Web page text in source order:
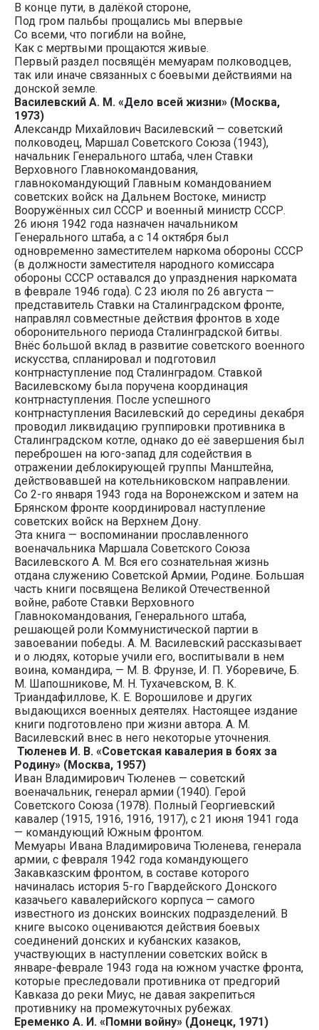
В конце пути, в далёкой стороне,
Под гром пальбы прощались мы впервые
Со всеми, что погибли на войне,
Как с мертвыми прощаются живые.
Первый раздел посвящён мемуарам полководцев,
так или иначе связанных с боевыми действиями на
донской земле.
Василевский А. М. «Дело всей жизни» (Москва,
1973)
Александр Михайлович Василевский — советский
полководец, Маршал Советского Союза (1943),
начальник Генерального штаба, член Ставки
Верховного Главнокомандования,
главнокомандующий Главным командованием
советских войск на Дальнем Востоке, министр
Вооружённых сил СССР и военный министр СССР.
26 июня 1942 года назначен начальником
Генерального штаба, а с 14 октября был
одновременно заместителем наркома обороны СССР
(в должности заместителя народного комиссара
обороны СССР оставался до упразднения наркомата
в феврале 1946 года). С 23 июля по 26 августа —
представитель Ставки на Сталинградском фронте,
направлял совместные действия фронтов в ходе
оборонительного периода Сталинградской битвы.
Внёс большой вклад в развитие советского военного
искусства, спланировал и подготовил
контрнаступление под Сталинградом. Ставкой
Василевскому была поручена координация
контрнаступления. После успешного
контрнаступления Василевский до середины декабря
проводил ликвидацию группировки противника в
Сталинградском котле, однако до её завершения был
переброшен на юго-запад для содействия в
отражении деблокирующей группы Манштейна,
действовавшей на котельниковском направлении.
Со 2-го января 1943 года на Воронежском и затем на
Брянском фронте координировал наступление
советских войск на Верхнем Дону.
Эта книга — воспоминании прославленного
военачальника Маршала Советского Союза
Василевского А. М. Вся его сознательная жизнь
отдана служению Советской Армии, Родине. Большая
часть книги посвящена Великой Отечественной
войне, работе Ставки Верховного
Главнокомандования, Генерального штаба,
решающей роли Коммунистической партии в
завоевании победы. А. М. Василевский рассказывает
и о людях, которые учили его, воспитывали в нем
воина, командира, — М. В. Фрунзе, И. П. Уборевиче, Б.
М. Шапошникове, М. Н. Тухачевском, В. К.
Триандафиллове, К. Е. Ворошилове и других
выдающихся военных деятелях. Настоящее издание
книги подготовлено при жизни автора. А. М.
Василевский внес в него некоторые уточнения.
Тюленев И. В. «Советская кавалерия в боях за
Родину» (Москва, 1957)
Иван Владимирович Тюленев — советский
военачальник, генерал армии (1940). Герой
Советского Союза (1978). Полный Георгиевский
кавалер (1915, 1916, 1916, 1917), с 21 июня 1941 года
— командующий Южным фронтом.
Мемуары Ивана Владимировича Тюленева, генерала
армии, с февраля 1942 года командующего
Закавказским фронтом, в составе которого
начиналась история 5-го Гвардейского Донского
казачьего кавалерийского корпуса — самого
известного из донских воинских подразделений. В
книге высоко оцениваются действия боевых
соединений донских и кубанских казаков,
участвующих в наступлении советских войск в
январе-феврале 1943 года на южном участке фронта,
которые преследовали противника от предгорий
Кавказа до реки Миус, не давая закрепиться
противнику на промежуточных рубежах.
Еременко А. И. «Помни войну» (Донецк, 1971)